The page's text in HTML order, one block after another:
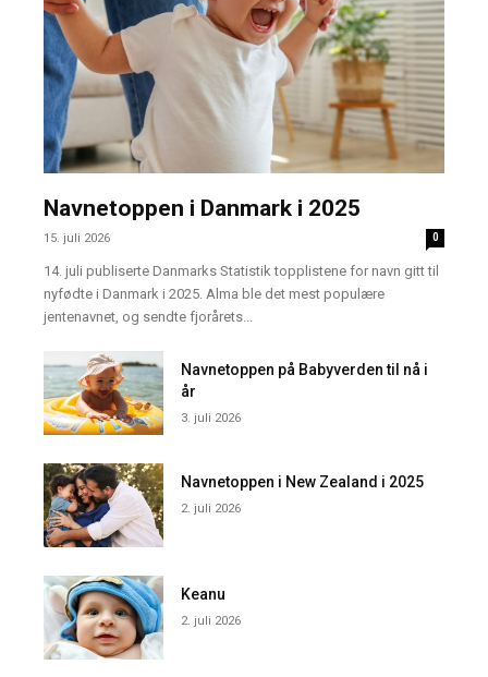
Navnetoppen i Danmark i 2025
15. juli 2026 0
14. juli publiserte Danmarks Statistik topplistene for navn gitt til
nyfødte i Danmark i 2025. Alma ble det mest populære
jentenavnet, og sendte fjorårets...
Navnetoppen på Babyverden til nå i
år
3. juli 2026
Navnetoppen i New Zealand i 2025
2. juli 2026
Keanu
2. juli 2026